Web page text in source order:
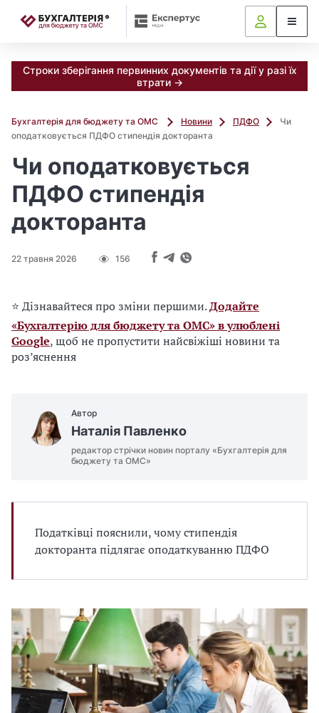
Строки зберігання первинних документів та дії у разі їх
втрати →
Бухгалтерія для бюджету та ОМС Новини ПДФО
Чи
оподатковується ПДФО стипендія докторанта
Чи оподатковується
ПДФО стипендія
докторанта
22 травня 2026 156
⭐ Дізнавайтеся про зміни першими.Додайте
«Бухгалтерію для бюджету та ОМС» в улюблені
Google, щоб не пропустити найсвіжіші новини та
роз’яснення
Автор
Наталія Павленко
редактор стрічки новин порталу «Бухгалтерія для
бюджету та ОМС»
Податківці пояснили, чому стипендія
докторанта підлягає оподаткуванню ПДФО